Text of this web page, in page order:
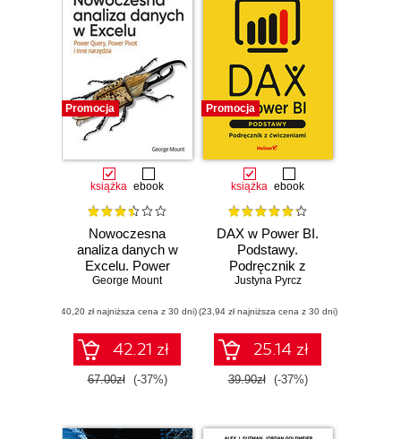
Promocja
książka ebook
Nowoczesna
analiza danych w
Excelu. Power
Query, Power
narzędzia
George Mount
(40,20 zł najniższa cena z 30 dni)
42.21 zł
67.00zł (-37%)
Promocja
książka ebook
DAX w Power BI.
Podstawy.
Podręcznik z
ćwiczeniami
Justyna Pyrcz
(23,94 zł najniższa cena z 30 dni)
25.14 zł
39.90zł (-37%)